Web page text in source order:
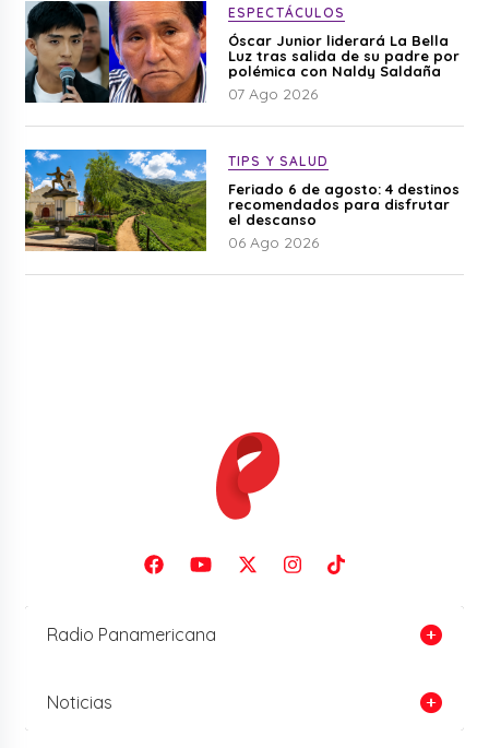
ESPECTÁCULOS
Óscar Junior liderará La Bella
Luz tras salida de su padre por
polémica con Naldy Saldaña
07 Ago 2026
TIPS Y SALUD
Feriado 6 de agosto: 4 destinos
recomendados para disfrutar
el descanso
06 Ago 2026
Radio Panamericana
Noticias